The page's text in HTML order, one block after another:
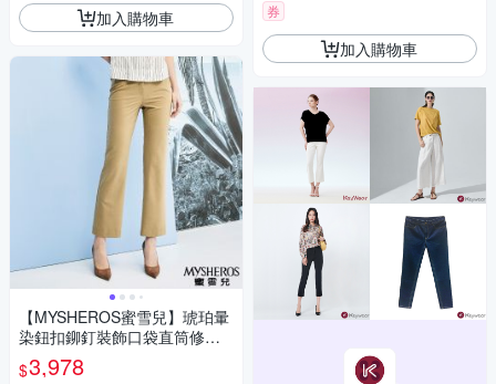
加入購物車
【MYSHEROS蜜雪兒】琥珀暈
染鈕扣鉚釘裝飾口袋直筒修身
褲-卡其
$3,978
券
加入購物車